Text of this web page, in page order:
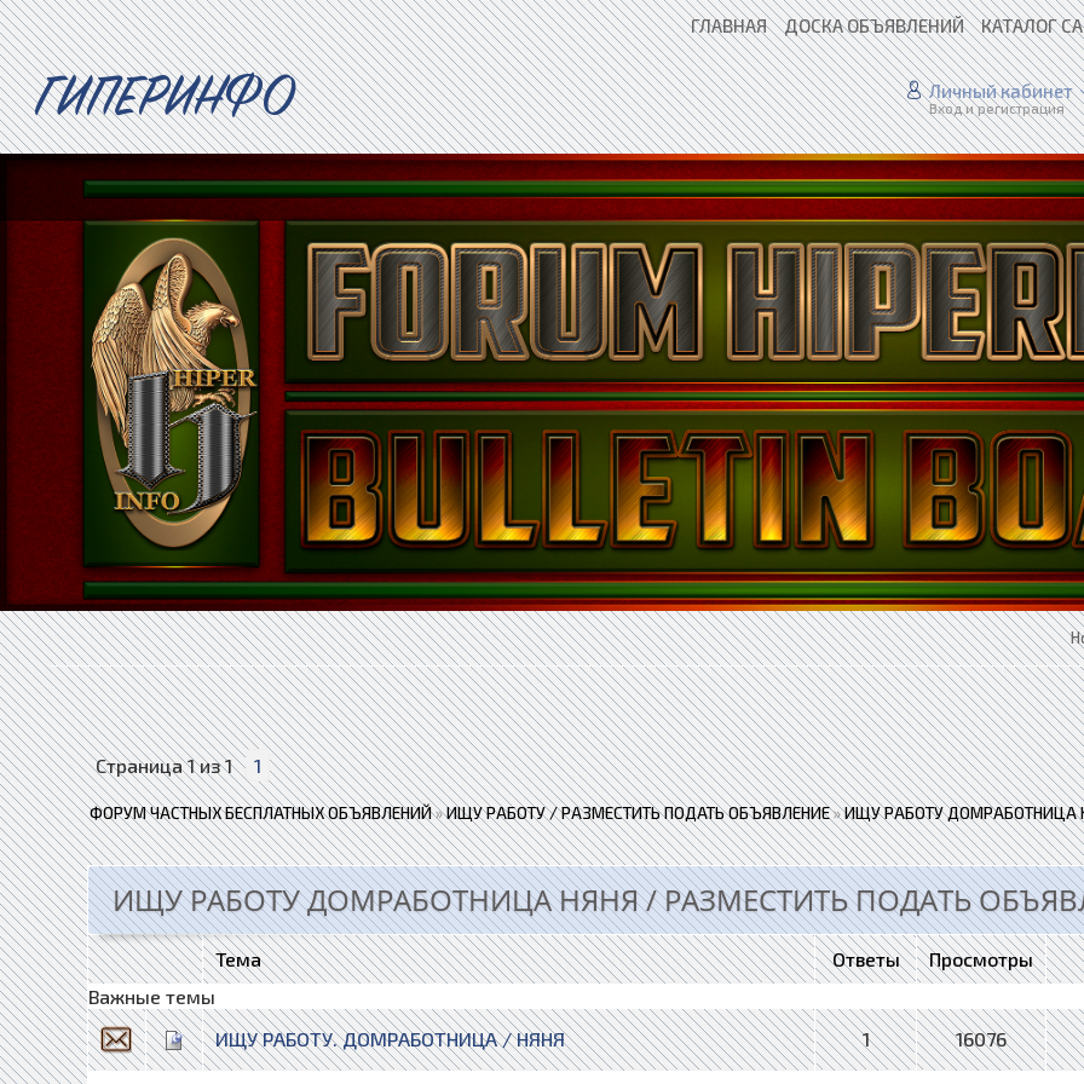
ГЛАВНАЯ ДОСКА ОБЪЯВЛЕНИЙ КАТАЛОГ
ГИПЕРИНФО Личный кабинет
Вход и регистрация
Страница1из1 1
ФОРУМ ЧАСТНЫХ БЕСПЛАТНЫХ ОБЪЯВЛЕНИЙ»ИЩУ РАБОТУ / РАЗМЕСТИТЬ ПОДАТЬ ОБЪЯВЛЕНИЕ»ИЩУ РАБОТУ ДОМРАБОТНИЦА
ИЩУ РАБОТУ ДОМРАБОТНИЦА НЯНЯ / РАЗМЕСТИТЬ ПОДАТЬ
Тема Ответы
Просмотры
Важные темы
ИЩУ РАБОТУ. ДОМРАБОТНИЦА / НЯНЯ
1 16076